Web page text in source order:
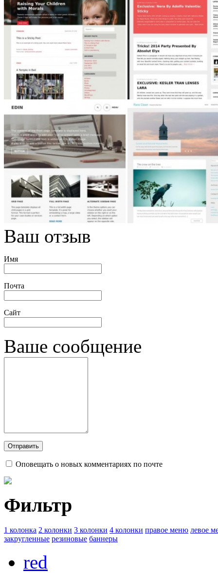
Ваш отзыв
Имя
Почта
Сайт
Ваше сообщение
Оповещать о новых комментариях по почте
Фильтр
1 колонка 2 колонки 3 колонки 4 колонки правое меню левое
закругленные резиновые баннеры
red